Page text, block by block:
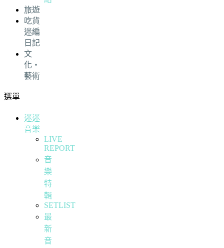
旅遊
吃貨
迷編
日記
文
化・
藝術
選單
迷迷
音樂
LIVE
REPORT
音
樂
特
輯
SETLIST
最
新
音